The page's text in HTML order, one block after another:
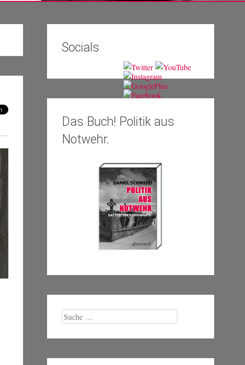
Socials
Das Buch! Politik aus
Notwehr.
Suche
nach: